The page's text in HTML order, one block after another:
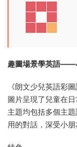
趣圖場景學英語——
《朗文少兒英語彩
圖片呈現了兒童在
主題均包括多個主
用的對話，深受小朋